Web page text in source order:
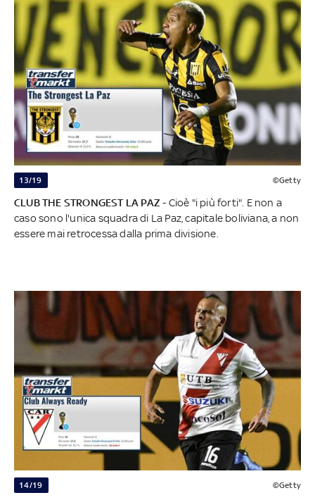
13/19 ©Getty
CLUB THE STRONGEST LA PAZ- Cioè "i più forti". E non a
caso sono l'unica squadra di La Paz, capitale boliviana, a non
essere mai retrocessa dalla prima divisione.
14/19 ©Getty